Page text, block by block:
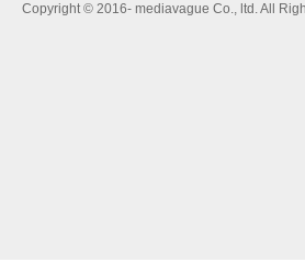
Copyright © 2016- mediavague Co., ltd. All